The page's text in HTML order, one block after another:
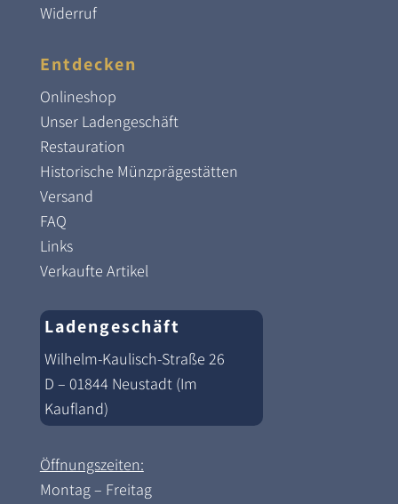
Widerruf
Entdecken
Onlineshop
Unser Ladengeschäft
Restauration
Historische Münzprägestätten
Versand
FAQ
Links
Verkaufte Artikel
Ladengeschäft
Wilhelm-Kaulisch-Straße 26
D – 01844 Neustadt (Im
Kaufland)
Öffnungszeiten:
Montag – Freitag